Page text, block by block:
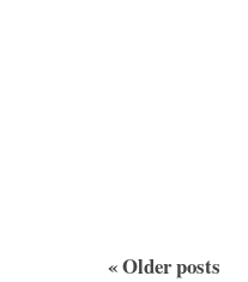
«Older posts